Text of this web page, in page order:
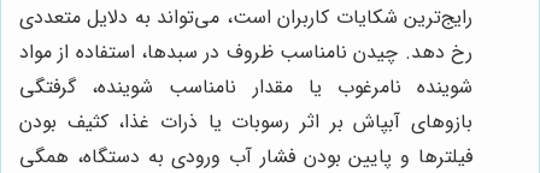
رایج‌ترین شکایات کاربران است، می‌تواند به دلایل متعددی
رخ دهد. چیدن نامناسب ظروف در سبدها، استفاده از مواد
شوینده نامرغوب یا مقدار نامناسب شوینده، گرفتگی
بازوهای آبپاش بر اثر رسوبات یا ذرات غذا، کثیف بودن
فیلترها و پایین بودن فشار آب ورودی به دستگاه، همگی